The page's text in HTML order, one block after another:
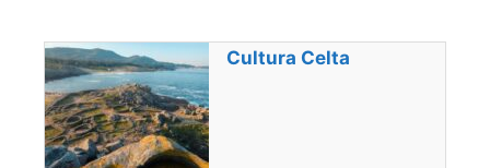
Cultura Celta